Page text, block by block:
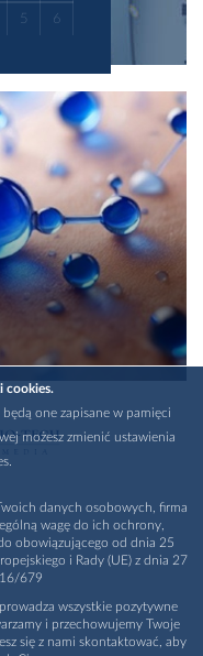
5 6
cookies.
one zapisane w pamięci
możesz zmienić ustawienia
danych osobowych, firma
wagę do ich ochrony,
obowiązującego od dnia 25
i Rady (UE) z dnia 27
679
wszystkie pozytywne
i przechowujemy Twoje
się z nami skontaktować, aby